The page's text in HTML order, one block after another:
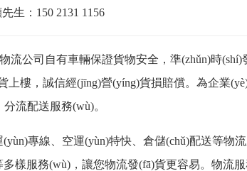
生：150 2131 1156
流公司 自有車輛保證貨物安全，準(zhǔn)時(shí)
上樓，誠信經(jīng)營(yíng)貨損賠償。 為企業
分流配送服務(wù)。
(yùn)專線 、空運(yùn)特快、倉儲(chǔ)配送等物
多樣服務(wù)，讓您物流發(fā)貨更容易。 物流